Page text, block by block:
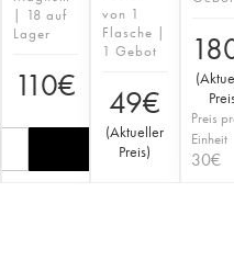
| 18 auf
Lager
110€
von 1
Flasche |
1 Gebot
49€
(Aktueller
Preis)
(
Preis
Einheit
30€